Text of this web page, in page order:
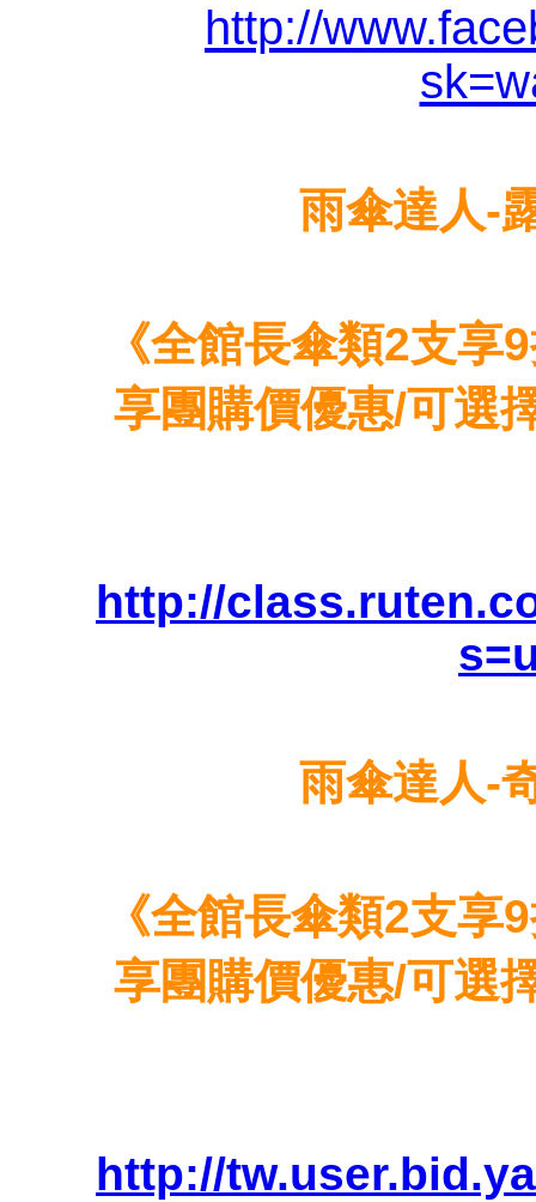
http://
雨傘達人-
《全館長傘類2支
享團購價優惠/可選
http://
雨傘達人-
《全館長傘類2支
享團購價優惠/可選
http://